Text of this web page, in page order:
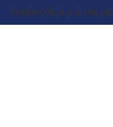
PROMOÇÕES LOJA ONLINE